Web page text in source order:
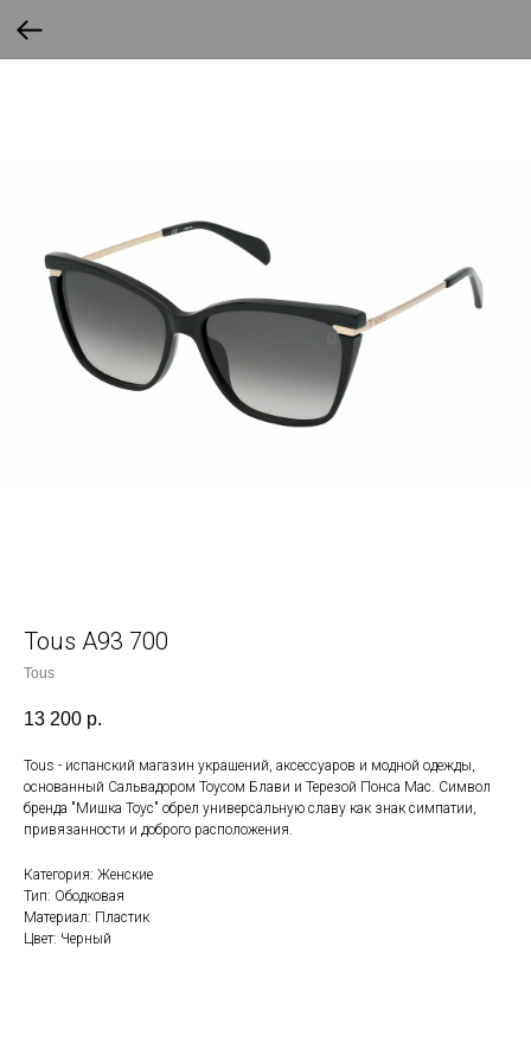
Tous A93 700
Tous
13 200 р.
Tous - испанский магазин украшений, аксессуаров и модной одежды,
основанный Сальвадором Тоусом Блави и Терезой Понса Мас. Символ
бренда "Мишка Тоус" обрел универсальную славу как знак симпатии,
привязанности и доброго расположения.
Категория: Женские
Тип: Ободковая
Материал: Пластик
Цвет: Черный